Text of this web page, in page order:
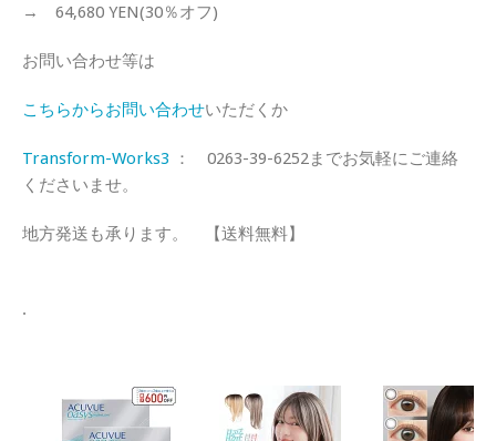
→ 64,680 YEN(30％オフ)
お問い合わせ等は
こちらからお問い合わせいただくか
Transform-Works3 ： 0263-39-6252までお気軽にご連絡
くださいませ。
地方発送も承ります。 【送料無料】
.